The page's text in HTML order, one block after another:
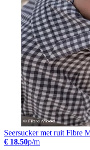
Seersucker met ruit Fibre
€ 18.50p/m